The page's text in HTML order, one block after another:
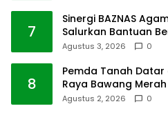
7
Sinergi BAZNAS
Salurkan Bantuan
Agustus 3, 2026 0
8
Pemda Tanah
Raya Bawang
Agustus 2, 2026 0